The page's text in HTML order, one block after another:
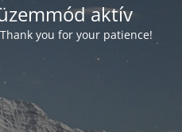
aktív
you for your patience!